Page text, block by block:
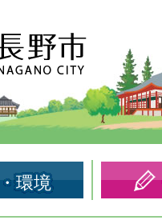
環境